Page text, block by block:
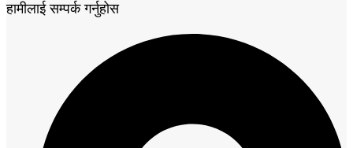
हामीलाई सम्पर्क गर्नुहोस